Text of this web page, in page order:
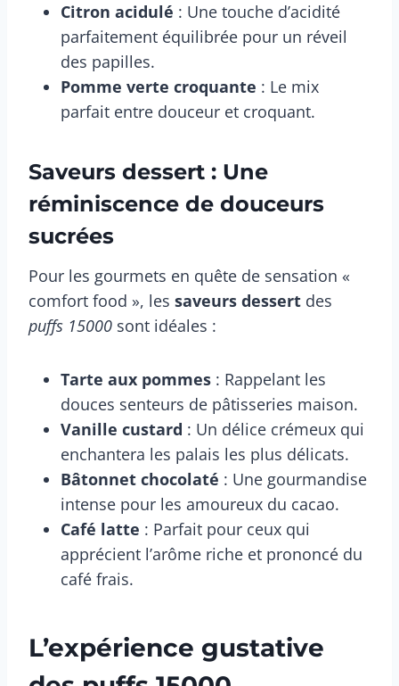
Citron acidulé : Une touche d’acidité
parfaitement équilibrée pour un réveil
des papilles.
Pomme verte croquante : Le mix
parfait entre douceur et croquant.
Saveurs dessert : Une
réminiscence de douceurs
sucrées
Pour les gourmets en quête de sensation «
comfort food », les saveurs dessert des
puffs 15000 sont idéales :
Tarte aux pommes : Rappelant les
douces senteurs de pâtisseries maison.
Vanille custard : Un délice crémeux qui
enchantera les palais les plus délicats.
Bâtonnet chocolaté : Une gourmandise
intense pour les amoureux du cacao.
Café latte : Parfait pour ceux qui
apprécient l’arôme riche et prononcé du
café frais.
L’expérience gustative